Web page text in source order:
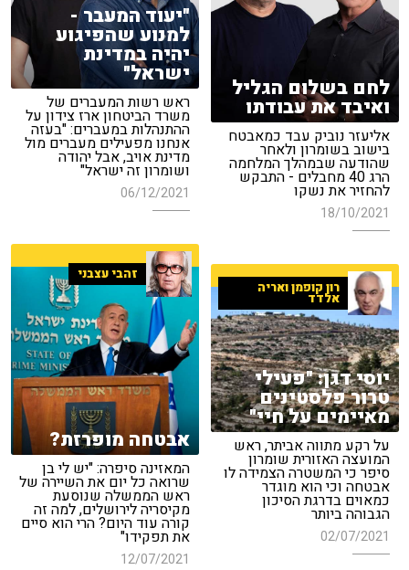
"יעוד המעבר -
למנוע שהפיגוע
יהיה במדינת
ישראל"
ראש רשות המעברים של
משרד הביטחון ארז צידון על
ההתנהלות במעברים: "בעזה
אנחנו מפעילים מעברים מול
מדינת אויב, אבל יהודה
ושומרון זה ישראל"
06/12/2021
לחם בשלום הגליל
ואיבד את עבודתו
אליעזר נוביק עבד כמאבטח
בישוב בשומרון ולאחר
שהודעה שבמהלך המלחמה
הרג 40 מחבלים - התבקש
להחזיר את נשקו
18/10/2021
זהבי עצבני
אבטחה מופרזת?
המאזינה סיפרה: "יש לי בן
שרואה כל יום את השיירה של
ראש הממשלה שנוסעת
מקיסריה לירושלים, למה זה
קורה עוד היום? הרי הוא סיים
את תפקידו"
12/07/2021
רון קופמן ואריה
אלדד
יוסי דגן: "פעילי
טרור פלסטינים
מאיימים על חיי"
על רקע מתווה אביתר, ראש
המועצה האזורית שומרון
סיפר כי המשטרה הצמידה לו
אבטחה וכי הוא מוגדר
כמאוים בדרגת הסיכון
הגבוהה ביותר
02/07/2021